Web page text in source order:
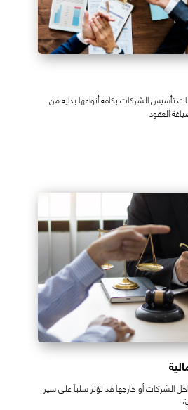
تأسيس الشركات بكافة أنواعها بداية من
العقود
الشركات أو خارجها قد تؤثر سلباً على سير